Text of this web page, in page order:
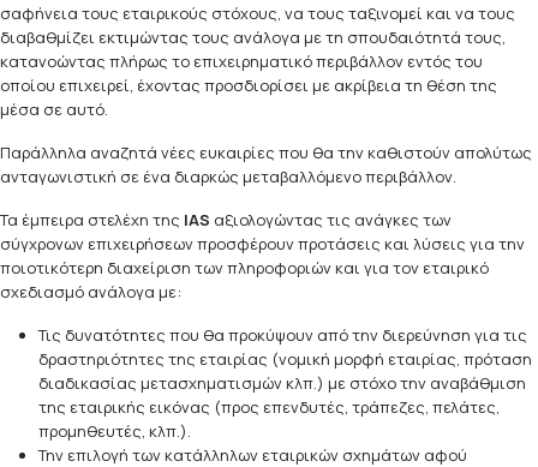
σαφήνεια τους εταιρικούς στόχους, να τους ταξινομεί και να τους
διαβαθμίζει εκτιμώντας τους ανάλογα με τη σπουδαιότητά τους,
κατανοώντας πλήρως το επιχειρηματικό περιβάλλον εντός του
οποίου επιχειρεί, έχοντας προσδιορίσει με ακρίβεια τη θέση της
μέσα σε αυτό.
Παράλληλα αναζητά νέες ευκαιρίες που θα την καθιστούν απολύτως
ανταγωνιστική σε ένα διαρκώς μεταβαλλόμενο περιβάλλον.
Τα έμπειρα στελέχη της IAS αξιολογώντας τις ανάγκες των
σύγχρονων επιχειρήσεων προσφέρουν προτάσεις και λύσεις για την
ποιοτικότερη διαχείριση των πληροφοριών και για τον εταιρικό
σχεδιασμό ανάλογα με:
Τις δυνατότητες που θα προκύψουν από την διερεύνηση για τις
δραστηριότητες της εταιρίας (νομική μορφή εταιρίας, πρόταση
διαδικασίας μετασχηματισμών κλπ.) με στόχο την αναβάθμιση
της εταιρικής εικόνας (προς επενδυτές, τράπεζες, πελάτες,
προμηθευτές, κλπ.).
Την επιλογή των κατάλληλων εταιρικών σχημάτων αφού